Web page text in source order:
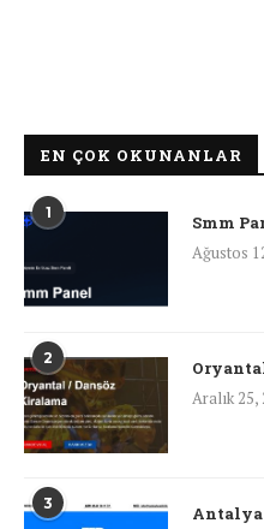
EN ÇOK OKUNANLAR
1
Smm
Ağustos
2
Aralık 25,
3
Antalya